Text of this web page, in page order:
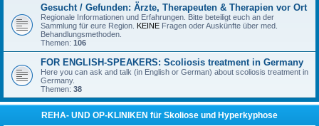
Gesucht / Gefunden: Ärzte, Therapeuten & Therapien vor Ort
Regionale Informationen und Erfahrungen. Bitte beteiligt euch an der
Sammlung für eure Region. KEINE Fragen oder Auskünfte über med.
Behandlungsmethoden.
Themen: 106
FOR ENGLISH-SPEAKERS: Scoliosis treatment in Germany
Here you can ask and talk (in English or German) about scoliosis treatment in
Germany.
Themen: 38
REHA- UND OP-KLINIKEN für Skoliose und Hyperkyphose